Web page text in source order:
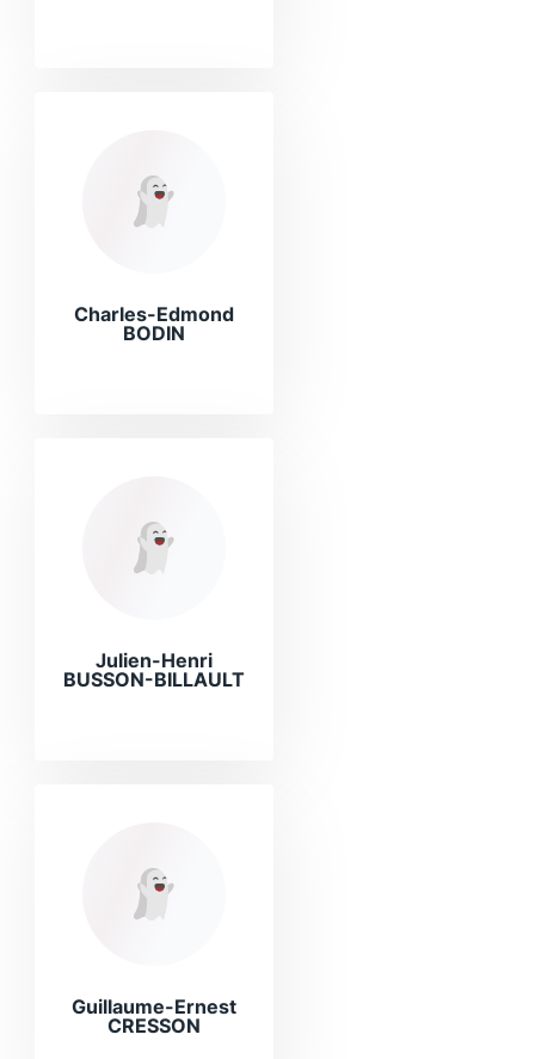
Charles-Edmond
BODIN
Julien-Henri
BUSSON-BILLAULT
Guillaume-Ernest
CRESSON